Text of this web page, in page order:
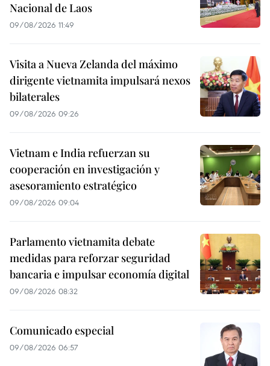
Nacional de Laos
09/08/2026 11:49
Visita a Nueva Zelanda del máximo
dirigente vietnamita impulsará nexos
bilaterales
09/08/2026 09:26
Vietnam e India refuerzan su
cooperación en investigación y
asesoramiento estratégico
09/08/2026 09:04
Parlamento vietnamita debate
medidas para reforzar seguridad
bancaria e impulsar economía digital
09/08/2026 08:32
Comunicado especial
09/08/2026 06:57